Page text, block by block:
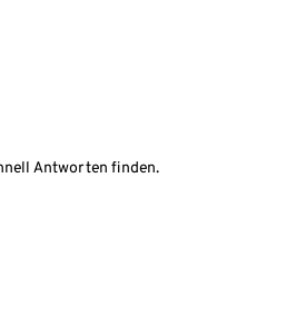
Antworten finden.